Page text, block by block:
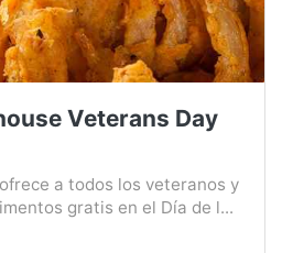
Veterans Day
a todos los veteranos y
gratis en el Día de l...